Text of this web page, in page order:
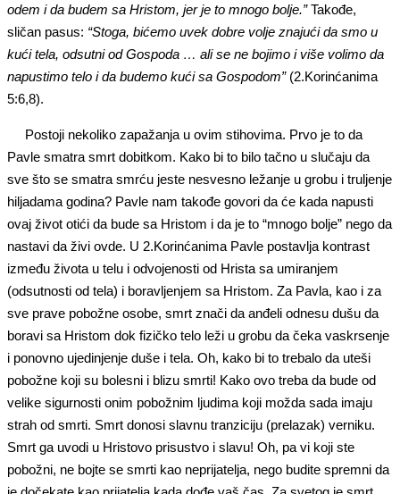
odem i da budem sa Hristom, jer je to mnogo bolje.”Takođe,
sličan pasus: “Stoga, bićemo uvek dobre volje znajući da smo u
kući tela, odsutni od Gospoda … ali se ne bojimo i više volimo da
napustimo telo i da budemo kući sa Gospodom”(2.Korinćanima
5:6,8).
Postoji nekoliko zapažanja u ovim stihovima. Prvo je to da
Pavle smatra smrt dobitkom. Kako bi to bilo tačno u slučaju da
sve što se smatra smrću jeste nesvesno ležanje u grobu i truljenje
hiljadama godina? Pavle nam takođe govori da će kada napusti
ovaj život otići da bude sa Hristom i da je to “mnogo bolje” nego da
nastavi da živi ovde. U 2.Korinćanima Pavle postavlja kontrast
između života u telu i odvojenosti od Hrista sa umiranjem
(odsutnosti od tela) i boravljenjem sa Hristom. Za Pavla, kao i za
sve prave pobožne osobe, smrt znači da anđeli odnesu dušu da
boravi sa Hristom dok fizičko telo leži u grobu da čeka vaskrsenje
i ponovno ujedinjenje duše i tela. Oh, kako bi to trebalo da uteši
pobožne koji su bolesni i blizu smrti! Kako ovo treba da bude od
velike sigurnosti onim pobožnim ljudima koji možda sada imaju
strah od smrti. Smrt donosi slavnu tranziciju (prelazak) verniku.
Smrt ga uvodi u Hristovo prisustvo i slavu! Oh, pa vi koji ste
pobožni, ne bojte se smrti kao neprijatelja, nego budite spremni da